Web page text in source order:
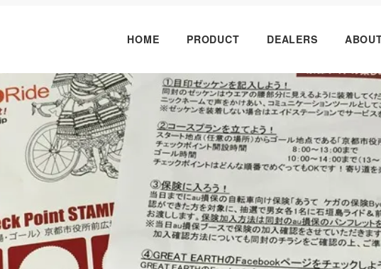
HOME PRODUCT DEALERS